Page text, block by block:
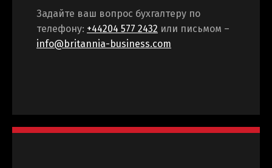
Задайте ваш вопрос бухгалтеру по
телефону: +44204 577 2432 или письмом –
info@britannia-business.com